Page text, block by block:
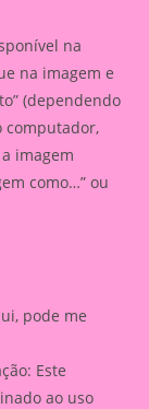
na
na imagem e
(dependendo
computador,
imagem
como…” ou
pode me
Este
ao uso